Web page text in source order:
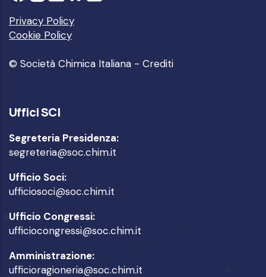
Privacy Policy
Cookie Policy
© Società Chimica Italiana - Crediti
Uffici SCI
Segreteria Presidenza:
segreteria@soc.chim.it
Ufficio Soci:
ufficiosoci@soc.chim.it
Ufficio Congressi:
ufficiocongressi@soc.chim.it
Amministrazione:
ufficioragioneria@soc.chim.it